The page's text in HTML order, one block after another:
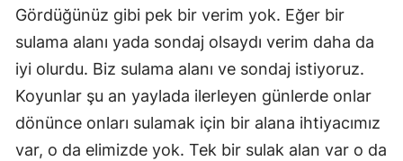
Gördüğünüz gibi pek bir verim yok. Eğer bir
sulama alanı yada sondaj olsaydı verim daha da
iyi olurdu. Biz sulama alanı ve sondaj istiyoruz.
Koyunlar şu an yaylada ilerleyen günlerde onlar
dönünce onları sulamak için bir alana ihtiyacımız
var, o da elimizde yok. Tek bir sulak alan var o da